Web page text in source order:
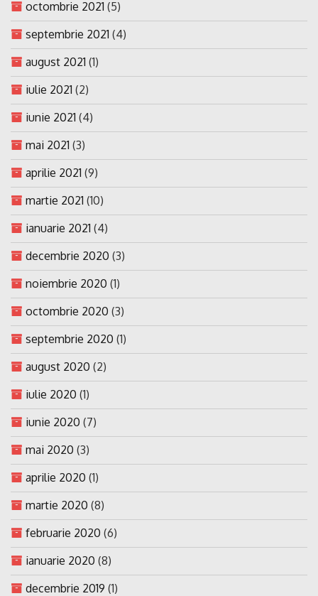
octombrie 2021 (5)
septembrie 2021 (4)
august 2021 (1)
iulie 2021 (2)
iunie 2021 (4)
mai 2021 (3)
aprilie 2021 (9)
martie 2021 (10)
ianuarie 2021 (4)
decembrie 2020 (3)
noiembrie 2020 (1)
octombrie 2020 (3)
septembrie 2020 (1)
august 2020 (2)
iulie 2020 (1)
iunie 2020 (7)
mai 2020 (3)
aprilie 2020 (1)
martie 2020 (8)
februarie 2020 (6)
ianuarie 2020 (8)
decembrie 2019 (1)